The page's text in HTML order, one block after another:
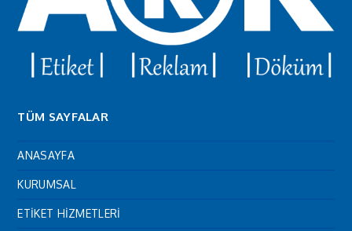
TÜM SAYFALAR
ANASAYFA
KURUMSAL
ETİKET HİZMETLERİ